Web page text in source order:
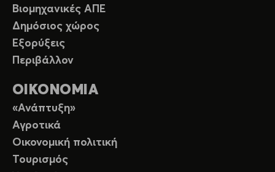
Βιομηχανικές ΑΠΕ
Δημόσιος χώρος
Εξορύξεις
Περιβάλλον
ΟΙΚΟΝΟΜΙΑ
«Ανάπτυξη»
Αγροτικά
Οικονομική πολιτική
Τουρισμός